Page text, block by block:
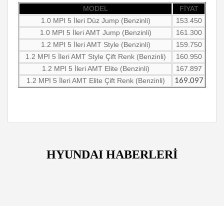
MODEL
FİYAT
1.0 MPI 5 İleri Düz Jump (Benzinli)
153.450
1.0 MPI 5 İleri AMT Jump (Benzinli)
161.300
1.2 MPI 5 İleri AMT Style (Benzinli)
159.750
1.2 MPI 5 İleri AMT Style Çift Renk (Benzinli)
160.950
1.2 MPI 5 İleri AMT Elite (Benzinli)
167.897
1.2 MPI 5 İleri AMT Elite Çift Renk (Benzinli)
169.097
HYUNDAI HABERLERİ